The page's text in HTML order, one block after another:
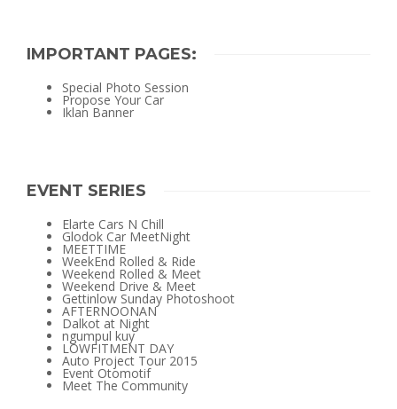
IMPORTANT PAGES:
Special Photo Session
Propose Your Car
Iklan Banner
EVENT SERIES
Elarte Cars N Chill
Glodok Car MeetNight
MEETTIME
WeekEnd Rolled & Ride
Weekend Rolled & Meet
Weekend Drive & Meet
Gettinlow Sunday Photoshoot
AFTERNOONAN
Dalkot at Night
ngumpul kuy
LOWFITMENT DAY
Auto Project Tour 2015
Event Otomotif
Meet The Community